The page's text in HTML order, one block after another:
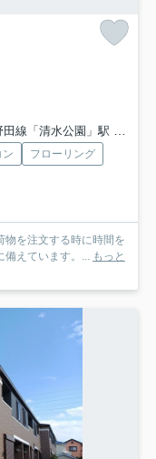
「清水公園」駅 徒歩25分
ン
フローリング
物を注文する時に時間を
備えています。... もっと